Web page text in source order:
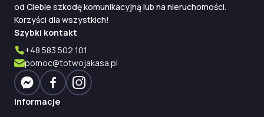
od Ciebie szkodę komunikacyjną lub na nieruchomości.
Korzyści dla wszystkich!
Szybki kontakt
+48 583 502 101
pomoc@totwojakasa.pl
Informacje